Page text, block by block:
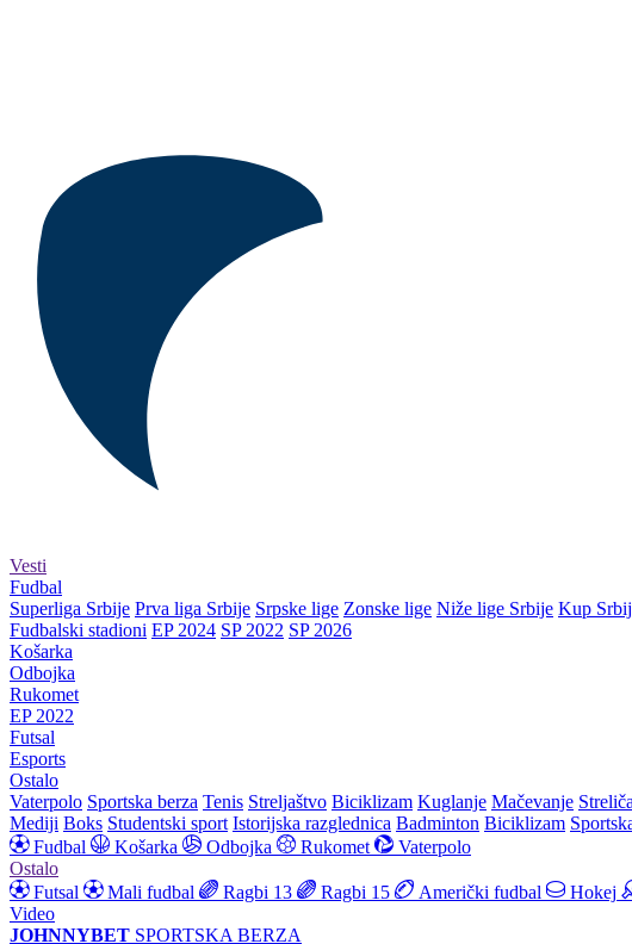
Vesti
Fudbal
Superliga Srbije Prva liga Srbije Srpske lige Zonske lige Niže lige Srbije Kup
Fudbalski stadioni EP 2024 SP 2022 SP 2026
Košarka
Odbojka
Rukomet
EP 2022
Futsal
Esports
Ostalo
Vaterpolo Sportska berza Tenis Streljaštvo Biciklizam Kuglanje Mačevanje
Mediji Boks Studentski sport Istorijska razglednica Badminton Biciklizam
Fudbal
Košarka Odbojka Rukomet
Vaterpolo
Ostalo
Futsal
Mali fudbal Ragbi 13 Ragbi 15 Američki fudbal Hokej
Video
JOHNNYBET SPORTSKA BERZA